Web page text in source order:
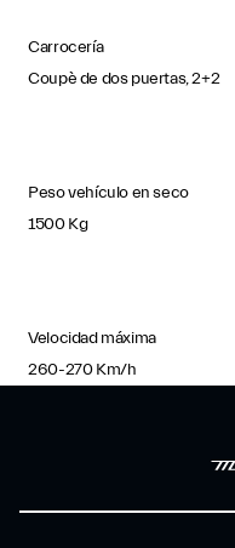
Carrocería
Coupè de dos puertas, 2+2
Peso vehículo en seco
1500 Kg
Velocidad máxima
260-270 Km/h